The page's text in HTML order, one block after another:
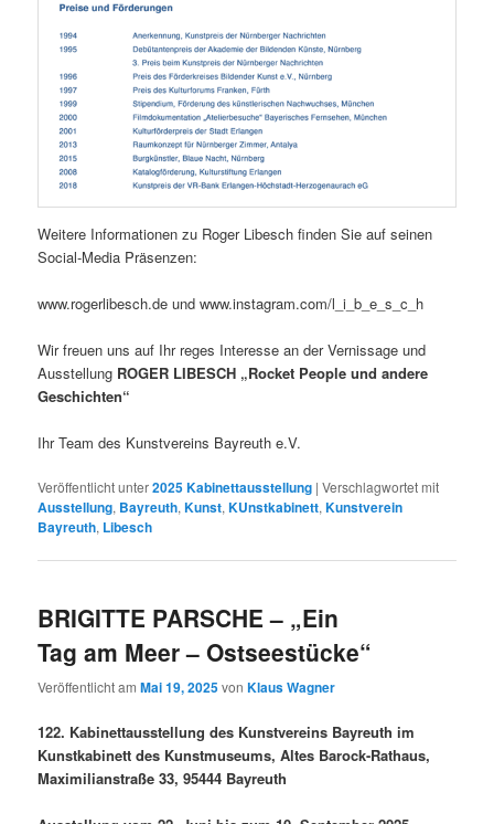
Weitere Informationen zu Roger Libesch finden Sie auf seinen
Social-Media Präsenzen:
www.rogerlibesch.de und www.instagram.com/l_i_b_e_s_c_h
Wir freuen uns auf Ihr reges Interesse an der Vernissage und
Ausstellung ROGER LIBESCH „Rocket People und andere
Geschichten“
Ihr Team des Kunstvereins Bayreuth e.V.
Veröffentlicht unter2025 Kabinettausstellung |Verschlagwortet mit
Ausstellung, Bayreuth,Kunst,KUnstkabinett,Kunstverein
Bayreuth, Libesch
BRIGITTE PARSCHE – „Ein
Tag am Meer – Ostseestücke“
Veröffentlicht amMai 19, 2025vonKlaus Wagner
122. Kabinettausstellung des Kunstvereins Bayreuth im
Kunstkabinett des Kunstmuseums, Altes Barock-Rathaus,
Maximilianstraße 33, 95444 Bayreuth